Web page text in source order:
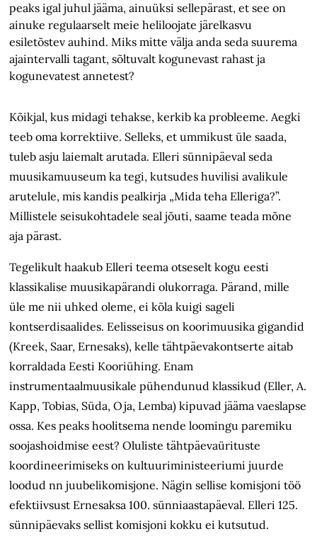
peaks igal juhul jääma, ainuüksi sellepärast, et see on
ainuke regulaarselt meie heliloojate järelkasvu
esiletõstev auhind. Miks mitte välja anda seda suurema
ajaintervalli tagant, sõltuvalt kogunevast rahast ja
kogunevatest annetest?
Kõikjal, kus midagi tehakse, kerkib ka probleeme. Aegki
teeb oma korrektiive. Selleks, et ummikust üle saada,
tuleb asju laiemalt arutada. Elleri sünnipäeval seda
muusikamuuseum ka tegi, kutsudes huvilisi avalikule
arutelule, mis kandis pealkirja „Mida teha Elleriga?”.
Millistele seisukohtadele seal jõuti, saame teada mõne
aja pärast.
Tegelikult haakub Elleri teema otseselt kogu eesti
klassikalise muusikapärandi olukorraga. Pärand, mille
üle me nii uhked oleme, ei kõla kuigi sageli
kontserdisaalides. Eelisseisus on koorimuusika gigandid
(Kreek, Saar, Ernesaks), kelle tähtpäevakontserte aitab
korraldada Eesti Kooriühing. Enam
instrumentaalmuusikale pühendunud klassikud (Eller, A.
Kapp, Tobias, Süda, Oja, Lemba) kipuvad jääma vaeslapse
ossa. Kes peaks hoolitsema nende loomingu paremiku
soojashoidmise eest? Oluliste tähtpäevaürituste
koordineerimiseks on kultuuriministeeriumi juurde
loodud nn juubelikomisjone. Nägin sellise komisjoni töö
efektiivsust Ernesaksa 100. sünniaastapäeval. Elleri 125.
sünnipäevaks sellist komisjoni kokku ei kutsutud.